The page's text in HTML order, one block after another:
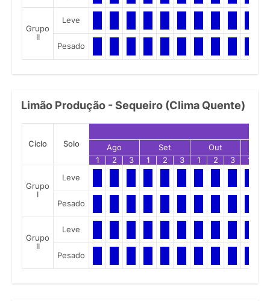
Grupo
II
Leve
Pesado
Limão Produção - Sequeiro (Clima Quente)
Ciclo Solo Ago Set Out
1
2 3 1 2 3 1 2 3 1
Grupo
I
Leve
Pesado
Grupo
II
Leve
Pesado